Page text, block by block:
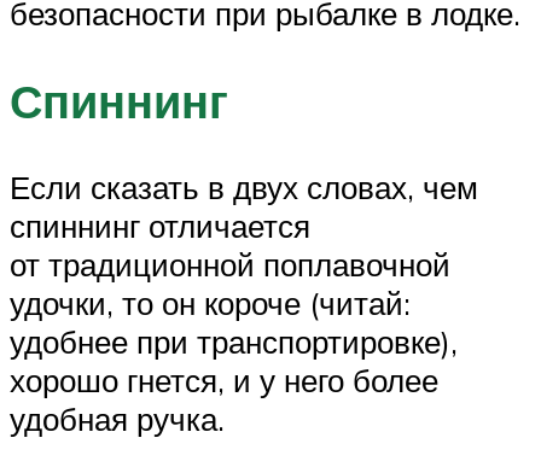
безопасности при рыбалке в лодке.
Спиннинг
Если сказать в двух словах, чем
спиннинг отличается
от традиционной поплавочной
удочки, то он короче (читай:
удобнее при транспортировке),
хорошо гнется, и у него более
удобная ручка.